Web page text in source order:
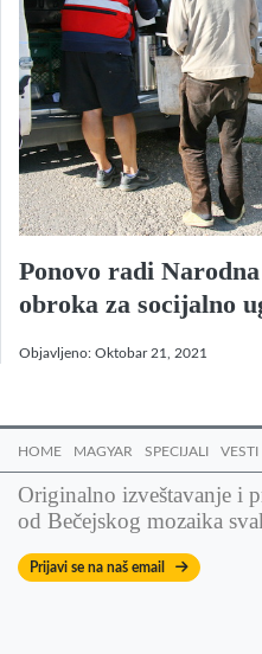
Ponovo radi
obroka za socijalno
Objavljeno: Oktobar 21, 2021
HOME MAGYAR SPECIJALI VESTI
Originalno izveštavanje i
od Bečejskog mozaika
Prijavi se na naš email